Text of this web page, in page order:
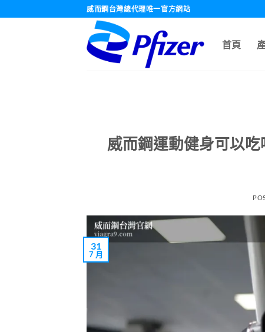
威而鋼台灣總代理唯一官方網站
首頁
威而鋼運動健身可以
31
7 月